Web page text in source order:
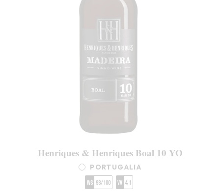
Henriques & Henriques Boal 10 YO
PORTUGALIA
WS 93/100 VV 4,1